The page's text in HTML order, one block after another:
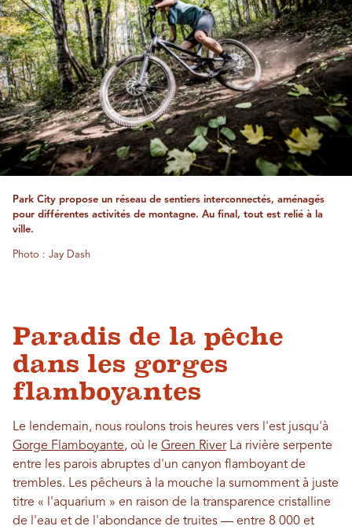
Park City propose un réseau de sentiers interconnectés, aménagés
pour différentes activités de montagne. Au final, tout est relié à la
ville.
Photo : Jay Dash
Paradis de la pêche
dans les gorges
flamboyantes
Le lendemain, nous roulons trois heures vers l'est jusqu'à
Gorge Flamboyante, où le Green RiverLa rivière serpente
entre les parois abruptes d'un canyon flamboyant de
trembles. Les pêcheurs à la mouche la surnomment à juste
titre « l'aquarium » en raison de la transparence cristalline
de l'eau et de l'abondance de truites — entre 8 000 et